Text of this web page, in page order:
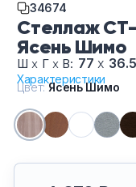
Стеллаж
Ясень Шимо
Шх Г х В: 77х
Характеристики
34674
Цвет:Ясень Шимо